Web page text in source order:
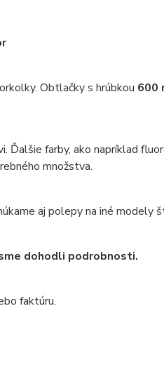
Obtlačky s hrúbkou 600
farby, ako napríklad
množstva.
aj polepy na iné modely
dohodli podrobnosti.
faktúru.